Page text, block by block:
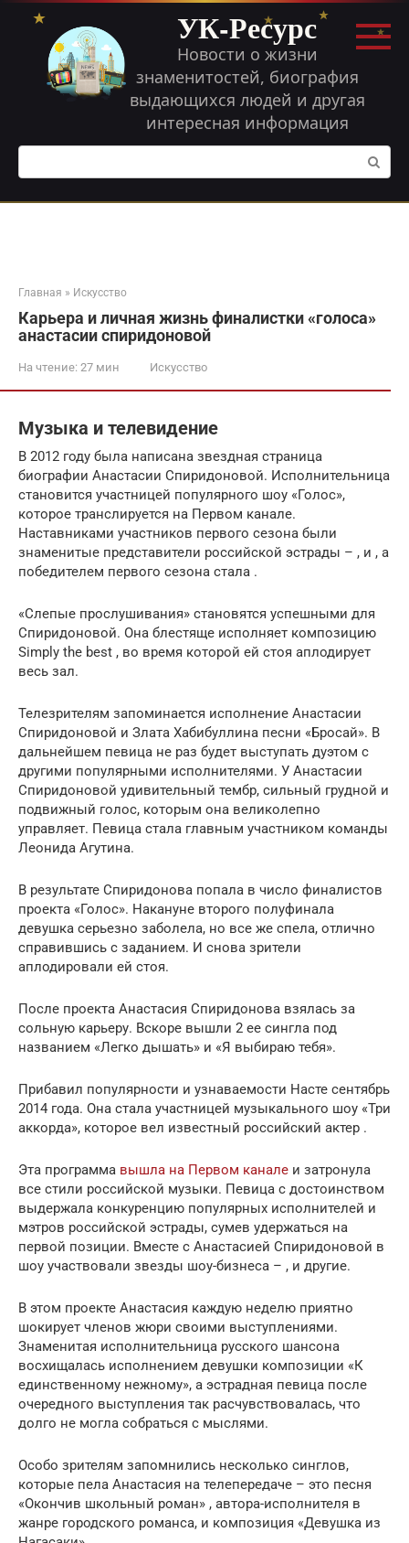
Перейти
контенту
УК-Ресурс
Новости о жизни
знаменитостей, биография
выдающихся людей и другая
интересная информация
Поиск:
Главная » Искусство
Карьера и личная жизнь финалистки «голоса»
анастасии спиридоновой
На чтение: 27 мин Искусство
Музыка и телевидение
В 2012 году была написана звездная страница
биографии Анастасии Спиридоновой. Исполнительница
становится участницей популярного шоу «Голос»,
которое транслируется на Первом канале.
Наставниками участников первого сезона были
знаменитые представители российской эстрады – , и , а
победителем первого сезона стала .
«Слепые прослушивания» становятся успешными для
Спиридоновой. Она блестяще исполняет композицию
Simply the best , во время которой ей стоя аплодирует
весь зал.
Телезрителям запоминается исполнение Анастасии
Спиридоновой и Злата Хабибуллина песни «Бросай». В
дальнейшем певица не раз будет выступать дуэтом с
другими популярными исполнителями. У Анастасии
Спиридоновой удивительный тембр, сильный грудной и
подвижный голос, которым она великолепно
управляет. Певица стала главным участником команды
Леонида Агутина.
В результате Спиридонова попала в число финалистов
проекта «Голос». Накануне второго полуфинала
девушка серьезно заболела, но все же спела, отлично
справившись с заданием. И снова зрители
аплодировали ей стоя.
После проекта Анастасия Спиридонова взялась за
сольную карьеру. Вскоре вышли 2 ее сингла под
названием «Легко дышать» и «Я выбираю тебя».
Прибавил популярности и узнаваемости Насте сентябрь
2014 года. Она стала участницей музыкального шоу «Три
аккорда», которое вел известный российский актер .
Эта программа вышла на Первом канале и затронула
все стили российской музыки. Певица с достоинством
выдержала конкуренцию популярных исполнителей и
мэтров российской эстрады, сумев удержаться на
первой позиции. Вместе с Анастасией Спиридоновой в
шоу участвовали звезды шоу-бизнеса – , и другие.
В этом проекте Анастасия каждую неделю приятно
шокирует членов жюри своими выступлениями.
Знаменитая исполнительница русского шансона
восхищалась исполнением девушки композиции «К
единственному нежному», а эстрадная певица после
очередного выступления так расчувствовалась, что
долго не могла собраться с мыслями.
Особо зрителям запомнились несколько синглов,
которые пела Анастасия на телепередаче – это песня
«Окончив школьный роман» , автора-исполнителя в
жанре городского романса, и композиция «Девушка из